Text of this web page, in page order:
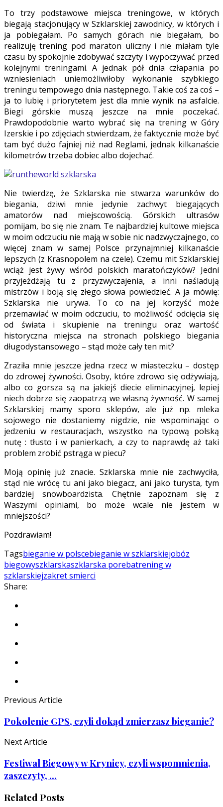
To trzy podstawowe miejsca treningowe, w których
biegają stacjonujący w Szklarskiej zawodnicy, w których i
ja pobiegałam. Po samych górach nie biegałam, bo
realizuję trening pod maraton uliczny i nie miałam tyle
czasu by spokojnie zdobywać szczyty i wypoczywać przed
kolejnymi treningami. A jednak pół dnia człapania po
wzniesieniach uniemożliwiłoby wykonanie szybkiego
treningu tempowego dnia następnego. Takie coś za coś –
ja to lubię i priorytetem jest dla mnie wynik na asfalcie.
Biegi górskie muszą jeszcze na mnie poczekać.
Prawdopodobnie warto wybrać się na trening w Góry
Izerskie i po zdjęciach stwierdzam, że faktycznie może być
tam być dużo fajniej niż nad Reglami, jednak kilkanaście
kilometrów trzeba dobiec albo dojechać.
Nie twierdzę, że Szklarska nie stwarza warunków do
biegania, dziwi mnie jedynie zachwyt biegających
amatorów nad miejscowością. Górskich ultrasów
pomijam, bo się nie znam. Te najbardziej kultowe miejsca
w moim odczuciu nie mają w sobie nic nadzwyczajnego, co
więcej znam w samej Polsce przynajmniej kilkanaście
lepszych (z Krasnopolem na czele). Czemu mit Szklarskiej
wciąż jest żywy wśród polskich maratończyków? Jedni
przyjeżdżają tu z przyzwyczajenia, a inni naśladują
mistrzów i boją się złego słowa powiedzieć. A ja mówię:
Szklarska nie urywa. To co na jej korzyść może
przemawiać w moim odczuciu, to możliwość odcięcia się
od świata i skupienie na treningu oraz wartość
historyczna miejsca na stronach polskiego biegania
długodystansowego – stąd może cały ten mit?
Zraziła mnie jeszcze jedna rzecz w miasteczku – dostęp
do zdrowej żywności. Osoby, które zdrowo się odżywiają,
albo co gorsza są na jakiejś diecie eliminacyjnej, lepiej
niech dobrze się zaopatrzą we własną żywność. W samej
Szklarskiej mamy sporo sklepów, ale już np. mleka
sojowego nie dostaniemy nigdzie, nie wspominając o
jedzeniu w restauracjach, wszystko na typową polską
nutę : tłusto i w panierkach, a czy to naprawdę aż taki
problem zrobić pstrąga w piecu?
Moją opinię już znacie. Szklarska mnie nie zachwyciła,
stąd nie wrócę tu ani jako biegacz, ani jako turysta, tym
bardziej snowboardzista. Chętnie zapoznam się z
Waszymi opiniami, bo może wcale nie jestem w
mniejszości?
Pozdrawiam!
Tagsbieganie w polscebieganie w szklarskiejobóz
biegowyszklarskaszklarska porebatrening w
szklarskiejzakret smierci
Share:
Previous Article
Pokolenie GPS, czyli dokąd zmierzasz bieganie?
Next Article
Festiwal Biegowy w Krynicy, czyli wspomnienia,
zaszczyty, ...
Related Posts